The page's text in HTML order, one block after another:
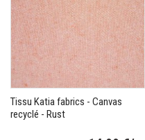
Tissu Katia fabrics - Canvas
recyclé - Rust